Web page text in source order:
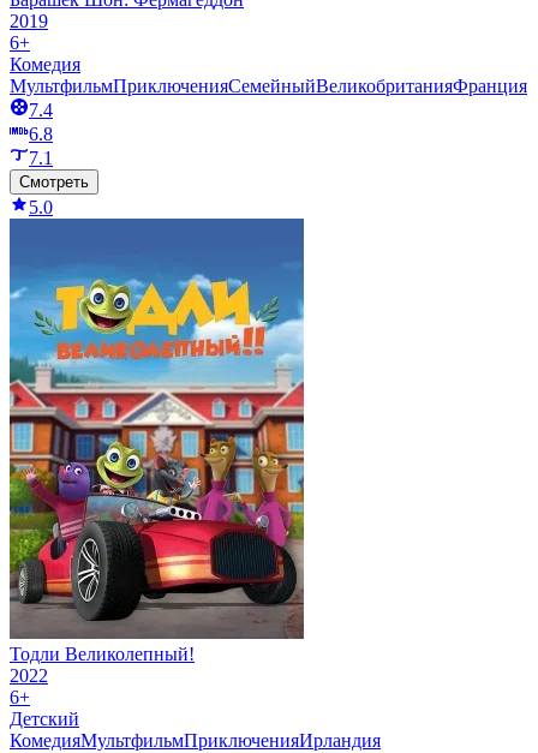
2019
6+
Комедия
МультфильмПриключенияСемейныйВеликобританияФранция
7.4
6.8
7.1
Смотреть
5.0
Тодли Великолепный!
2022
6+
Детский
КомедияМультфильмПриключенияИрландия